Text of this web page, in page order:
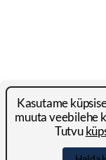
Kasutame
muuta veebilehe
Tutvu